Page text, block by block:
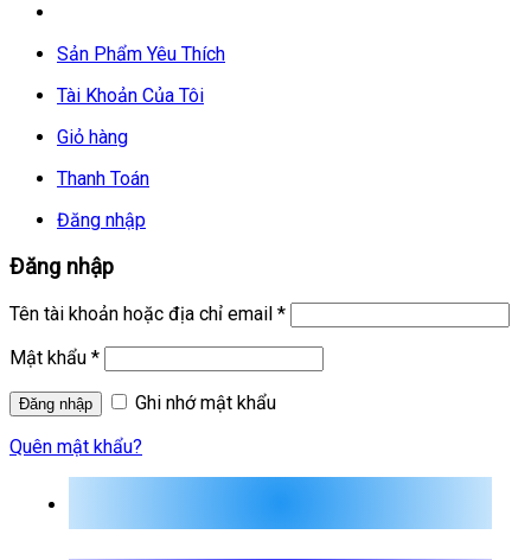
Sản Phẩm Yêu Thích
Tài Khoản Của Tôi
Giỏ hàng
Thanh Toán
Đăng nhập
Đăng nhập
Tên tài khoản hoặc địa chỉ email *
Mật khẩu *
Ghi nhớ mật khẩu
Quên mật khẩu?